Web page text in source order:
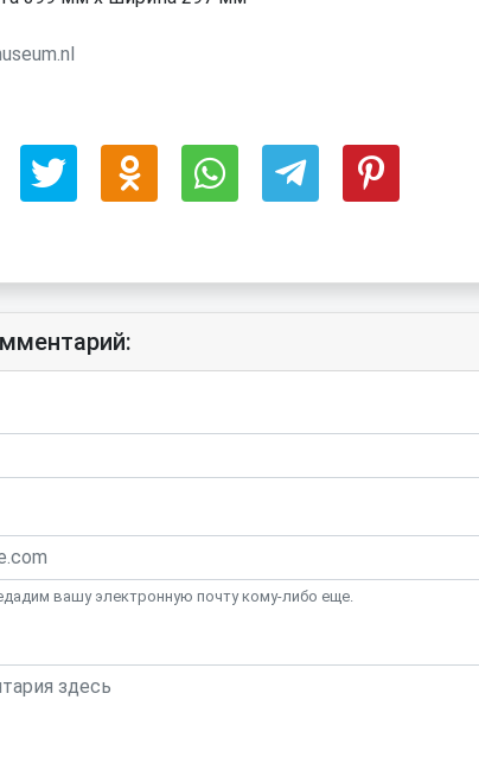
вашу электронную почту кому-либо еще.